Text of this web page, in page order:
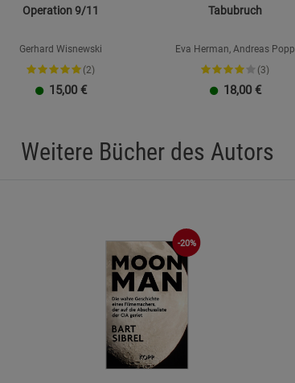
Operation 9/11
Gerhard Wisnewski
(2)
15,00 €
Tabubruch
Eva Herman, Andreas Popp
(3)
18,00 €
Weitere Bücher des Autors
-20%